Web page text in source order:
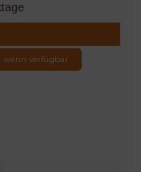
wenn verfügbar